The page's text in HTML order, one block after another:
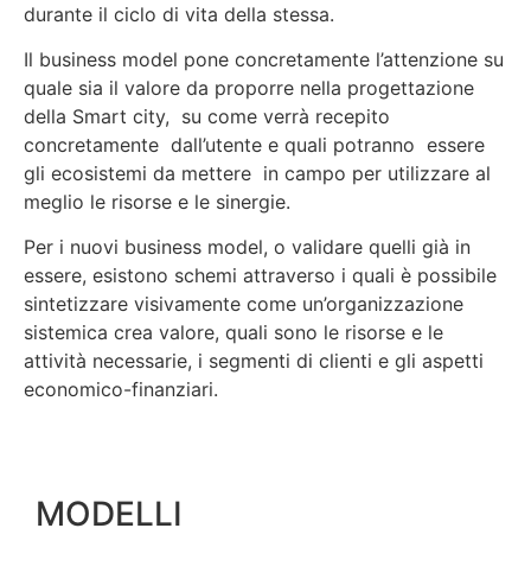
MODELLI
durante il ciclo di vita della stessa.
Il business model pone concretamente l’attenzione su
quale sia il valore da proporre nella progettazione
della Smart city, su come verrà recepito
concretamente dall’utente e quali potranno essere
gli ecosistemi da mettere in campo per utilizzare al
meglio le risorse e le sinergie.
Per i nuovi business model, o validare quelli già in
essere, esistono schemi attraverso i quali è possibile
sintetizzare visivamente come un’organizzazione
sistemica crea valore, quali sono le risorse e le
attività necessarie, i segmenti di clienti e gli aspetti
economico-finanziari.